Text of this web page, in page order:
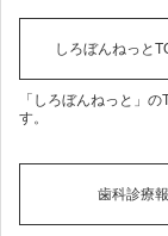
しろぼんねっと
「しろぼんねっと」
す。
歯科診療